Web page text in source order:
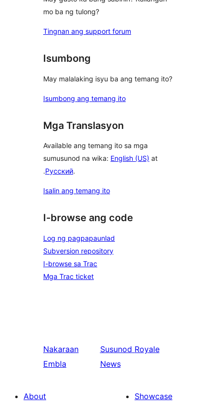
mo ba ng tulong?
Tingnan ang support forum
Isumbong
May malalaking isyu ba ang temang ito?
Isumbong ang temang ito
Mga Translasyon
Available ang temang ito sa mga
sumusunod na wika: English (US) at
.Русский.
Isalin ang temang ito
I-browse ang code
Log ng pagpapaunlad
Subversion repository
I-browse sa Trac
Mga Trac ticket
Nakaraan
Embla
Susunod Royale
News
About
Showcase